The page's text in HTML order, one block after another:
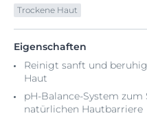
Trockene Haut
Eigenschaften
Reinigt sanft und
Haut
pH-Balance-System zum
natürlichen Hautbarriere